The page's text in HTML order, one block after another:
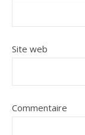
Site web
Commentaire